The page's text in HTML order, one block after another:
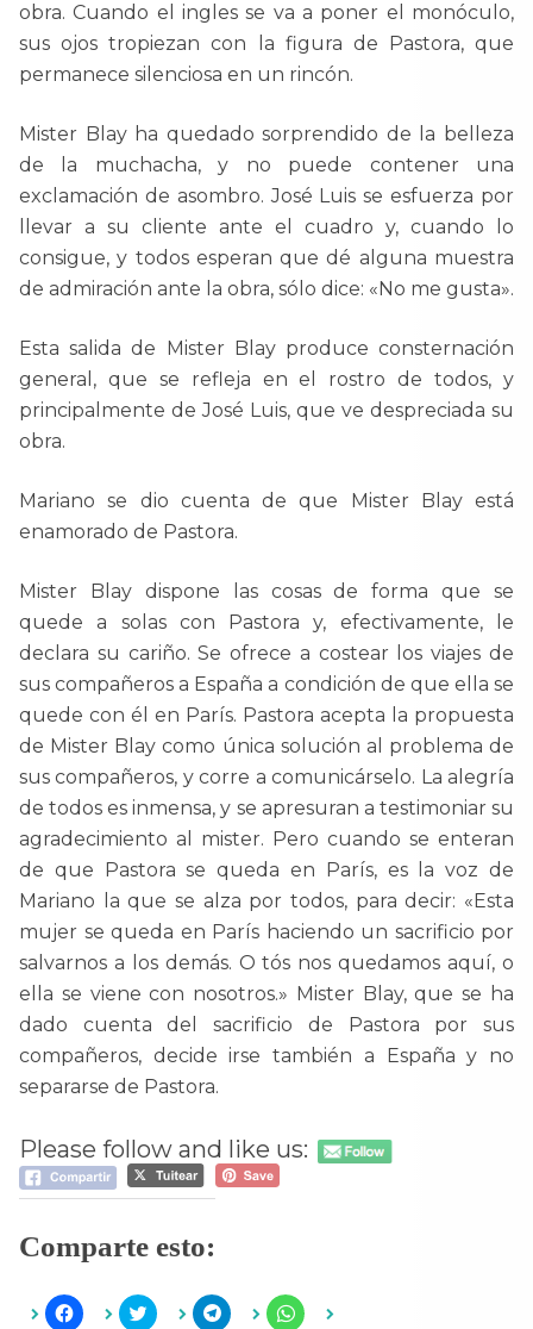
obra. Cuando el ingles se va a poner el monóculo,
sus ojos tropiezan con la figura de Pastora, que
permanece silenciosa en un rincón.
Mister Blay ha quedado sorprendido de la belleza
de la muchacha, y no puede contener una
exclamación de asombro. José Luis se esfuerza por
llevar a su cliente ante el cuadro y, cuando lo
consigue, y todos esperan que dé alguna muestra
de admiración ante la obra, sólo dice: «No me gusta».
Esta salida de Mister Blay produce consternación
general, que se refleja en el rostro de todos, y
principalmente de José Luis, que ve despreciada su
obra.
Mariano se dio cuenta de que Mister Blay está
enamorado de Pastora.
Mister Blay dispone las cosas de forma que se
quede a solas con Pastora y, efectivamente, le
declara su cariño. Se ofrece a costear los viajes de
sus compañeros a España a condición de que ella se
quede con él en París. Pastora acepta la propuesta
de Mister Blay como única solución al problema de
sus compañeros, y corre a comunicárselo. La alegría
de todos es inmensa, y se apresuran a testimoniar su
agradecimiento al mister. Pero cuando se enteran
de que Pastora se queda en París, es la voz de
Mariano la que se alza por todos, para decir: «Esta
mujer se queda en París haciendo un sacrificio por
salvarnos a los demás. O tós nos quedamos aquí, o
ella se viene con nosotros.» Mister Blay, que se ha
dado cuenta del sacrificio de Pastora por sus
compañeros, decide irse también a España y no
separarse de Pastora.
Please follow and like us:
Comparte esto:
H H H H